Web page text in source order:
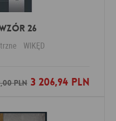
26
WIKĘD
PLN3 206,94 PLN
ulubionych